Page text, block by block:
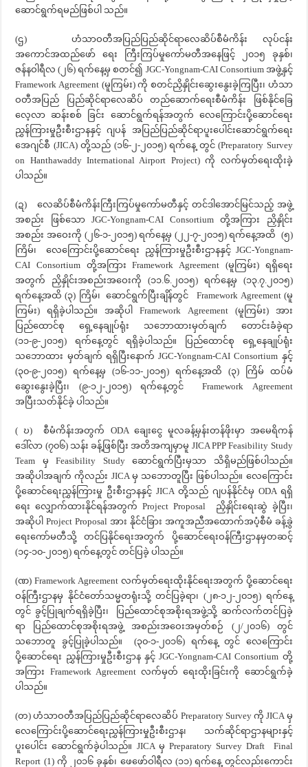
ဆောင်ရွက်ရမည်ဖြစ်ပါ သည်။
(ဌ) ဟံသာဝတီအပြည်ပြည်ဆိုင်ရာလေဆိပ်စီမံကိန်း လုပ်ငန်း
အကောင်အထည်ဖော် ရေး ကြီးကြပ်မှုကော်မတီအနေဖြင့် ၂၀၁၅ ခုနှစ်၊
ဇန်နဝါရီလ (၂၆) ရက်နေ့မှ စတင်၍ JGC-Yongnam-CAI Consortium အဖွဲ့နှင့်
Framework Agreement (မူကြမ်း) ကို စတင်ညှိနှိုင်းဆွေးနွေးခဲ့ကြပြီး၊ ဟံသာ
ဝတီအပြည် ပြည်ဆိုင်ရာလေဆိပ် တည်ဆောက်ရေးစီမံကိန်း ဖြစ်နိုင်ခြေ
လေ့လာ ဆန်းစစ် ခြင်း ဆောင်ရွက်ရန်အတွက် လေကြောင်းပို့ဆောင်ရေး
ညွှန်ကြားမှုဦးစီးဌာနနှင့် ဂျပန် အပြည်ပြည်ဆိုင်ရာပူးပေါင်းဆောင်ရွက်ရေး
အေဂျင်စီ (JICA) တို့သည် (၁၆-၂-၂၀၁၅) ရက်နေ့ တွင် (Preparatory Survey
on Hanthawaddy International Airport Project) ကို လက်မှတ်ရေးထိုးခဲ့
ပါသည်။
(ဍ) လေဆိပ်စီမံကိန်းကြီးကြပ်မှုကော်မတီနှင့် တင်ဒါအောင်မြင်သည့် အဖွဲ့
အစည်း ဖြစ်သော JGC-Yongnam-CAI Consortium တို့အကြား ညှိနှိုင်း
အစည်း အဝေးကို (၂၆-၁-၂၀၁၅) ရက်နေ့မှ (၂၂-၇-၂၀၁၅) ရက်နေ့အထိ (၅)
ကြိမ်၊ လေကြောင်းပို့ဆောင်ရေး ညွှန်ကြားမှုဦးစီးဌာနနှင့် JGC-Yongnam-
CAI Consortium တို့အကြား Framework Agreement (မူကြမ်း) ရရှိရေး
အတွက် ညှိနှိုင်းအစည်းအဝေးကို (၁၁.၆.၂၀၁၅) ရက်နေ့မှ (၁၃.၇.၂၀၁၅)
ရက်နေ့အထိ (၃) ကြိမ်၊ ဆောင်ရွက်ပြီးချိန်တွင် Framework Agreement (မူ
ကြမ်း) ရရှိခဲ့ပါသည်။ အဆိုပါ Framework Agreement (မူကြမ်း) အား
ပြည်ထောင်စု ရှေ့နေချုပ်ရုံး သဘောထားမှတ်ချက် တောင်းခံခဲ့ရာ
(၁၁-၉-၂၀၁၅) ရက်နေ့တွင် ရရှိခဲ့ပါသည်။ ပြည်ထောင်စု ရှေ့နေချုပ်ရုံး
သဘောထား မှတ်ချက် ရရှိပြီးနောက် JGC-Yongnam-CAI Consortium နှင့်
(၃၀-၉-၂၀၁၅) ရက်နေ့မှ (၁၆-၁၁-၂၀၁၅) ရက်နေ့အထိ (၃) ကြိမ် ထပ်မံ
ဆွေးနွေးခဲ့ပြီး၊ (၉-၁၂-၂၀၁၅) ရက်နေ့တွင် Framework Agreement
အပြီးသတ်နိုင်ခဲ့ ပါသည်။
( ဎ) စီမံကိန်းအတွက် ODA ချေးငွေ မူလခန့်မှန်းတန်ဖိုးမှာ အမေရိကန်
ဒေါ်လာ (၇၀၆) သန်း ခန့်ဖြစ်ပြီး အတိအကျမှာမူ JICA PPP Feasibility Study
Team မှ Feasibility Study ဆောင်ရွက်ပြီးမှသာ သိရှိမည်ဖြစ်ပါသည်။
အဆိုပါအချက် ကိုလည်း JICA မှ သဘောတူပြီး ဖြစ်ပါသည်။ လေကြောင်း
ပို့ဆောင်ရေးညွှန်ကြားမှု ဦးစီးဌာနနှင့် JICA တို့သည် ဂျပန်နိုင်ငံမှ ODA ရရှိ
ရေး လျှောက်ထားနိုင်ရန်အတွက် Project Proposal ညှိနှိုင်းရေးဆွဲ ခဲ့ပြီး၊
အဆိုပါ Project Proposal အား နိုင်ငံခြား အကူအညီအထောက်အပံ့စီမံ ခန့်ခွဲ
ရေးကော်မတီသို့ တင်ပြနိုင်ရေးအတွက် ပို့ဆောင်ရေးဝန်ကြီးဌာနမှတဆင့်
(၁၄-၁၀-၂၀၁၅) ရက်နေ့တွင် တင်ပြခဲ့ ပါသည်။
(ဏ) Framework Agreement လက်မှတ်ရေးထိုးနိုင်ရေးအတွက် ပို့ဆောင်ရေး
ဝန်ကြီးဌာနမှ နိုင်ငံတော်သမ္မတရုံးသို့ တင်ပြခဲ့ရာ၊ (၂၈-၁၂-၂၀၁၅) ရက်နေ့
တွင် ခွင့်ပြုချက်ရရှိခဲ့ပြီး၊ ပြည်ထောင်စုအစိုးရအဖွဲ့သို့ ဆက်လက်တင်ပြခဲ့
ရာ ပြည်ထောင်စုအစိုးရအဖွဲ့ အစည်းအဝေးအမှတ်စဉ် (၂/၂၀၁၆) တွင်
သဘောတူ ခွင့်ပြုခဲ့ပါသည်။ (၃၀-၁-၂၀၁၆) ရက်နေ့ တွင် လေကြောင်း
ပို့ဆောင်ရေး ညွှန်ကြားမှုဦးစီးဌာန နှင့် JGC-Yongnam-CAI Consortium တို့
အကြား Framework Agreement လက်မှတ် ရေးထိုးခြင်းကို ဆောင်ရွက်ခဲ့
ပါသည်။
(တ) ဟံသာဝတီအပြည်ပြည်ဆိုင်ရာလေဆိပ် Preparatory Survey ကို JICA မှ
လေကြောင်းပို့ဆောင်ရေးညွှန်ကြားမှုဦးစီးဌာန၊ သက်ဆိုင်ရာဌာနများနှင့်
ပူးပေါင်း ဆောင်ရွက်ခဲ့ပါသည်။ JICA မှ Preparatory Survey Draft Final
Report (1) ကို ၂၀၁၆ ခုနှစ်၊ ဖေဖော်ဝါရီလ (၁၁) ရက်နေ့ တွင်လည်းကောင်း